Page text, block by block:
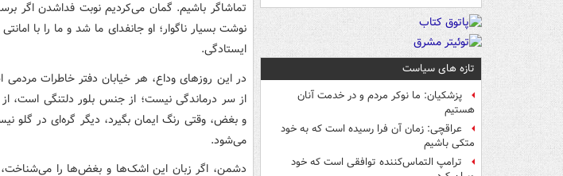
تازه های سیاست
پزشکیان: ما نوکر مردم و در خدمت آنان
هستیم
عراقچی: زمان آن فرا رسیده است که به خود
متکی باشیم
ترامپ التماس‌کننده توافقی است که خود
تماشاگر باشیم. گمان می‌کردیم نوبت فداشدن اگر
نوشت بسیار ناگوار؛ او جانفدای ما شد و ما را با
ایستادگی.
در این روزهای وداع، هر خیابان دفتر خاطرات
از سر درماندگی نیست؛ از جنس بلور دلتنگی
و بغض، وقتی رنگ ایمان بگیرد، دیگر گره‌ای در گلو
می‌شود.
دشمن، اگر زبان این اشک‌ها و بغض‌ها را